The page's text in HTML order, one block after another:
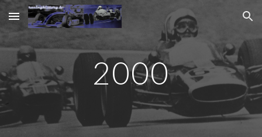
Skip to main content Skip to navigation
2000